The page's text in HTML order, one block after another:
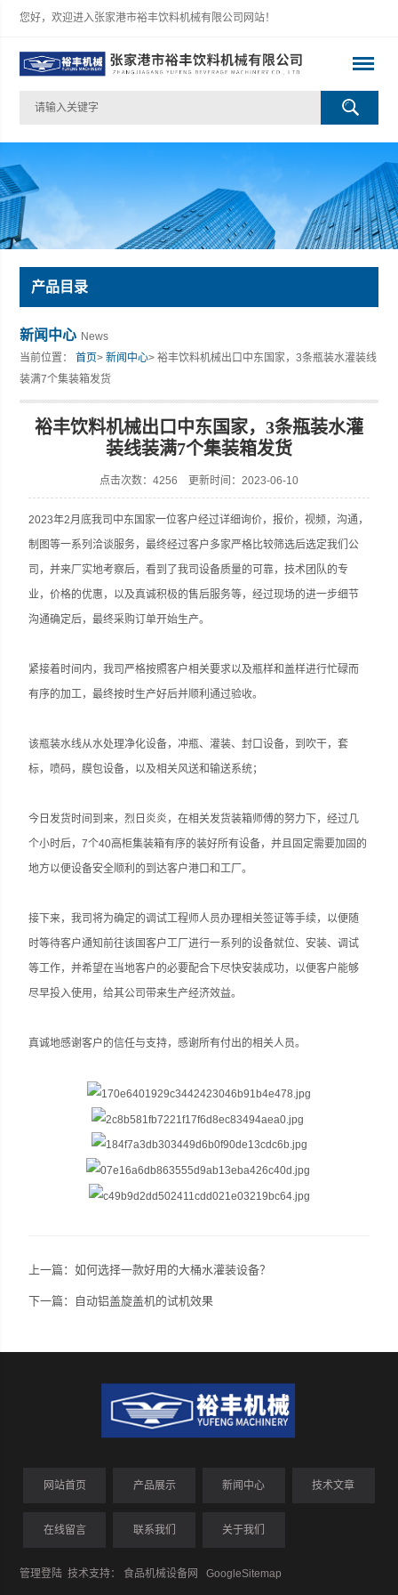
您好，欢迎进入张家港市裕丰饮料机械有限公司网站！
张家港市裕丰饮料机械有限公司
产品目录
新闻中心 News
当前位置：首页>新闻中心> 裕丰饮料机械出口中东国家，3条瓶装水灌装线
装满7个集装箱发货
裕丰饮料机械出口中东国家，3条瓶装水灌
装线装满7个集装箱发货
点击次数：4256 更新时间：2023-06-10
2023年2月底我司中东国家一位客户经过详细询价，报价，视频，沟通，
制图等一系列洽谈服务，最终经过客户多家严格比较筛选后选定我们公
司，并来厂实地考察后，看到了我司设备质量的可靠，技术团队的专
业，价格的优惠，以及真诚积极的售后服务等，经过现场的进一步细节
沟通确定后，最终采购订单开始生产。
紧接着时间内，我司严格按照客户相关要求以及瓶样和盖样进行忙碌而
有序的加工，最终按时生产好后并顺利通过验收。
该瓶装水线从水处理净化设备，冲瓶、灌装、封口设备，到吹干，套
标，喷码，膜包设备，以及相关风送和输送系统；
今日发货时间到来，烈日 炎炎，在相关发货装箱师傅的努力下，经过几
个小时后，7个40高柜集装箱有序的装好所有设备，并且固定需要加固的
地方以便设备安全顺利的到达客户港口和工厂。
接下来，我司将为确定的调试工程师人员办理相关签证等手续，以便随
时等待客户通知前往该国客户工厂进行一系列的设备就位、安装、调试
等工作，并希望在当地客户的必要配合下尽快安装成功，以便客户能够
尽早投入使用，给其公司带来生产经济效益。
真诚地感谢客户的信任与支持，感谢所有付出的相关人员。
上一篇：如何选择一款好用的大桶水灌装设备？
下一篇： 自动铝盖旋盖机的试机效果
网站首页 产品展示 新闻中心 技术文章
在线留言 联系我们 关于我们
管理登陆 技术支持：食品机械设备网 GoogleSitemap